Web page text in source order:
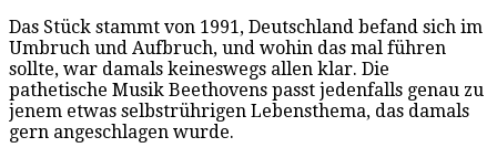
Das Stück stammt von 1991, Deutschland befand sich im
Umbruch und Aufbruch, und wohin das mal führen
sollte, war damals keineswegs allen klar. Die
pathetische Musik Beethovens passt jedenfalls genau zu
jenem etwas selbstrührigen Lebensthema, das damals
gern angeschlagen wurde.